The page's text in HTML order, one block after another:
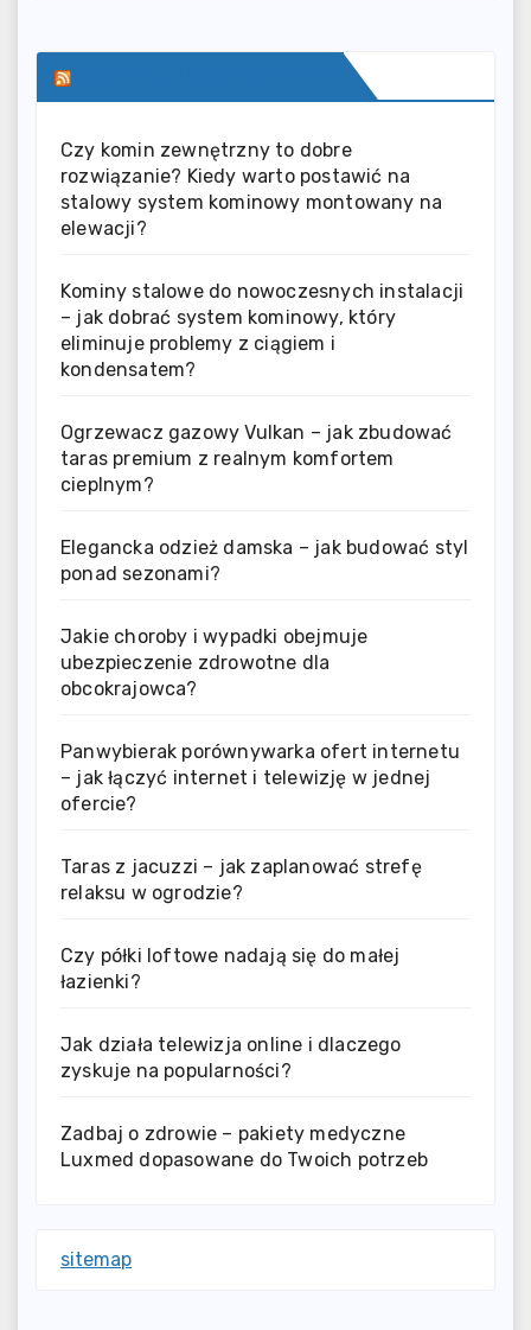
Czy komin zewnętrzny to dobre
rozwiązanie? Kiedy warto postawić na
stalowy system kominowy montowany na
elewacji?
Kominy stalowe do nowoczesnych instalacji
– jak dobrać system kominowy, który
eliminuje problemy z ciągiem i
kondensatem?
Ogrzewacz gazowy Vulkan – jak zbudować
taras premium z realnym komfortem
cieplnym?
Elegancka odzież damska – jak budować styl
ponad sezonami?
Jakie choroby i wypadki obejmuje
ubezpieczenie zdrowotne dla
obcokrajowca?
Panwybierak porównywarka ofert internetu
– jak łączyć internet i telewizję w jednej
ofercie?
Taras z jacuzzi – jak zaplanować strefę
relaksu w ogrodzie?
Czy półki loftowe nadają się do małej
łazienki?
Jak działa telewizja online i dlaczego
zyskuje na popularności?
Zadbaj o zdrowie – pakiety medyczne
Luxmed dopasowane do Twoich potrzeb
sitemap